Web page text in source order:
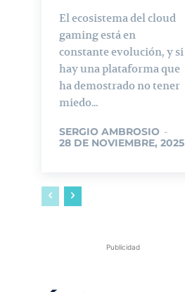
El ecosistema del cloud
gaming está en
constante evolución, y si
hay una plataforma que
ha demostrado no tener
miedo...
SERGIO AMBROSIO -
28 DE NOVIEMBRE, 2025
Publicidad